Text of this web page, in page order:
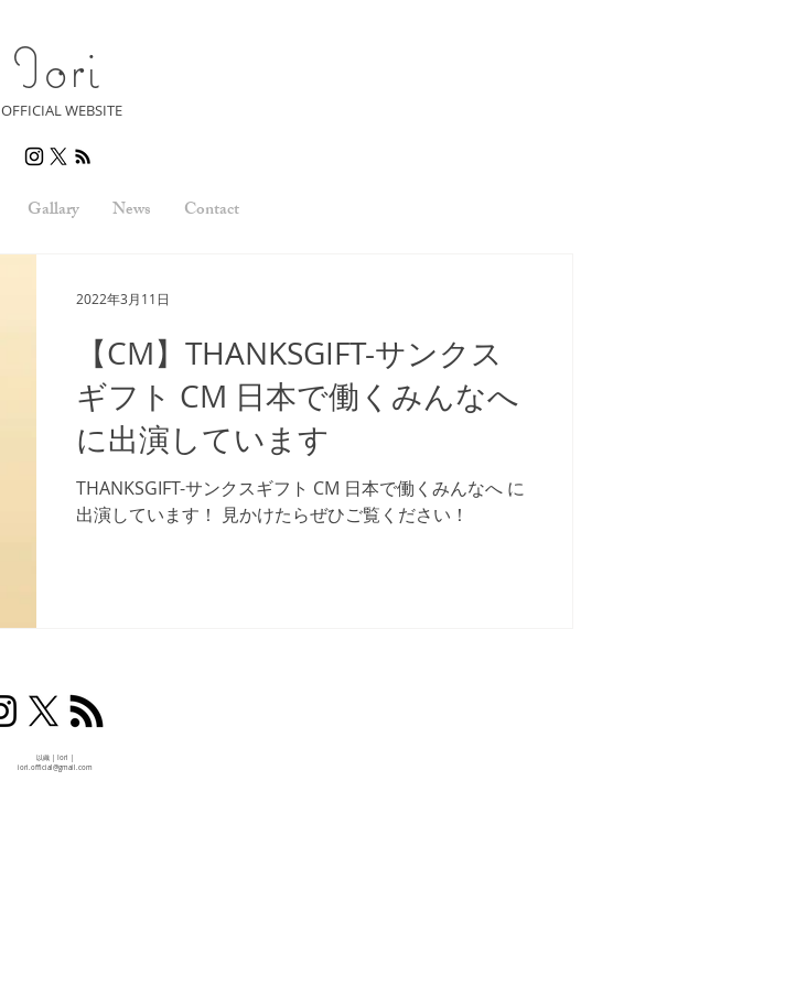
Iori
OFFICIAL WEBSITE
Gallary News Contact
【CM】THANKSGIFT-サンクス
ギフト CM 日本で働くみんなへ
に出演しています
THANKSGIFT-サンクスギフト CM 日本で働くみんなへ に
出演しています！ 見かけたらぜひご覧ください！
2022年3月11日
以織 | Iori |
iori.official@gmail.com